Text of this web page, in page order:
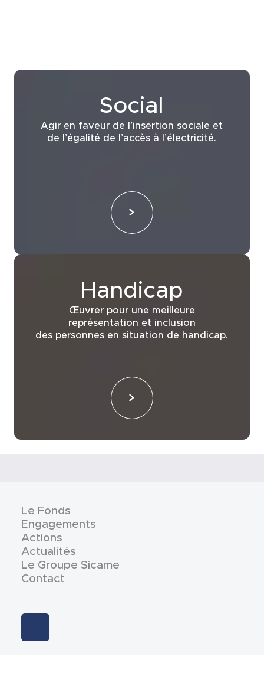
Social
Agir en faveur de l’insertion sociale et
de l’égalité de l’accès à l’électricité.
Handicap
Œuvrer pour une meilleure
représentation et inclusion
des personnes en situation de handicap.
Le Fonds
Engagements
Actions
Actualités
Le Groupe Sicame
Contact